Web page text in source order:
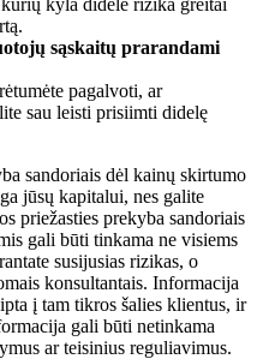
sąskaitų prarandami
pagalvoti, ar
sau leisti prisiimti didelę
sandoriais dėl kainų skirtumo
jūsų kapitalui, nes galite
priežasties prekyba sandoriais
gali būti tinkama ne visiems
susijusias rizikas, o
konsultantais. Informacija
į tam tikros šalies klientus, ir
gali būti netinkama
ar teisinius reguliavimus.